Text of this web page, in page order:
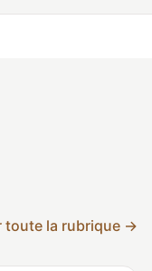
Il collabore
toute la rubrique →